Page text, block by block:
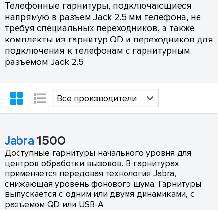
Телефонные гарнитуры, подключающиеся
напрямую в разъем Jack 2.5 мм телефона, не
требуя специальных переходников, а также
комплекты из гарнитур QD и переходников для
подключения к телефонам с гарнитурным
разъемом Jack 2.5
Все производители
Jabra 1500
Доступные гарнитуры начального уровня для
центров обработки вызовов. В гарнитурах
применяется передовая технология Jabra,
снижающая уровень фонового шума. Гарнитуры
выпускается с одним или двумя динамиками, с
разъемом QD или USB-A